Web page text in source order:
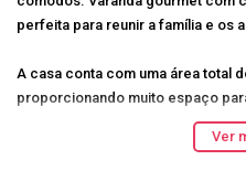
perfeita para reunir a família e os
A casa conta com uma área total
proporcionando muito espaço
Localizada em um bairro
Ver